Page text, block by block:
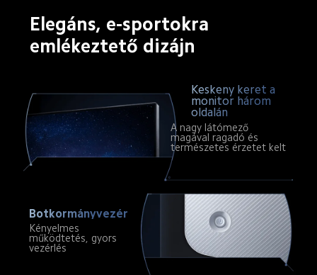
Elegáns, e-sportokra
emlékeztető dizájn
Keskeny keret a
monitor három
oldalán
A nagy látómező
magával ragadó és
természetes érzetet kelt
Botkormányvezérlés
Kényelmes
működtetés, gyors
vezérlés